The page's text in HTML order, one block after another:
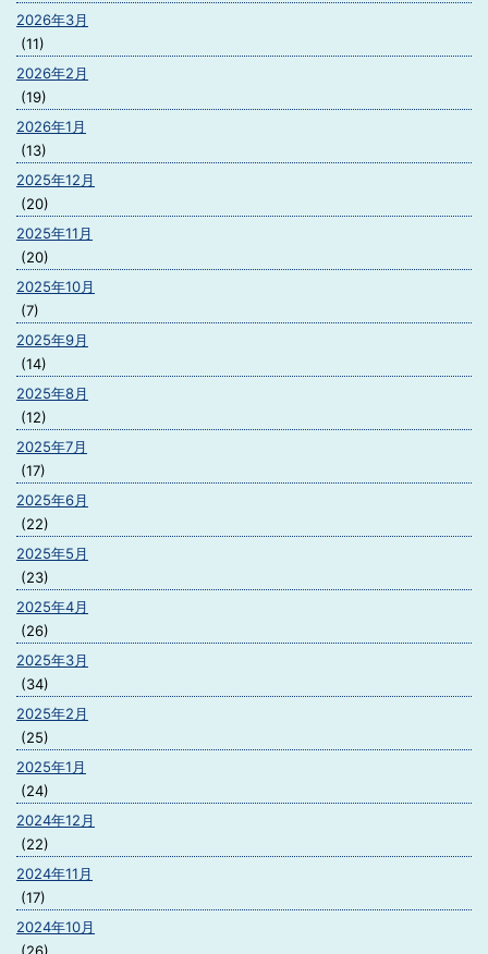
2026年3月
(11)
2026年2月
(19)
2026年1月
(13)
2025年12月
(20)
2025年11月
(20)
2025年10月
(7)
2025年9月
(14)
2025年8月
(12)
2025年7月
(17)
2025年6月
(22)
2025年5月
(23)
2025年4月
(26)
2025年3月
(34)
2025年2月
(25)
2025年1月
(24)
2024年12月
(22)
2024年11月
(17)
2024年10月